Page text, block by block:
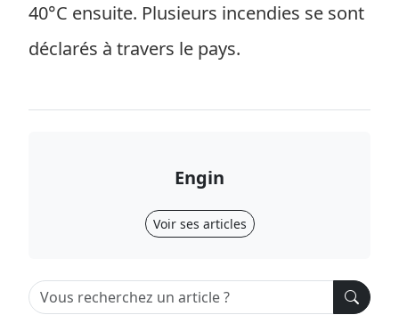
40°C ensuite. Plusieurs incendies se sont
déclarés à travers le pays.
Engin
Voir ses articles